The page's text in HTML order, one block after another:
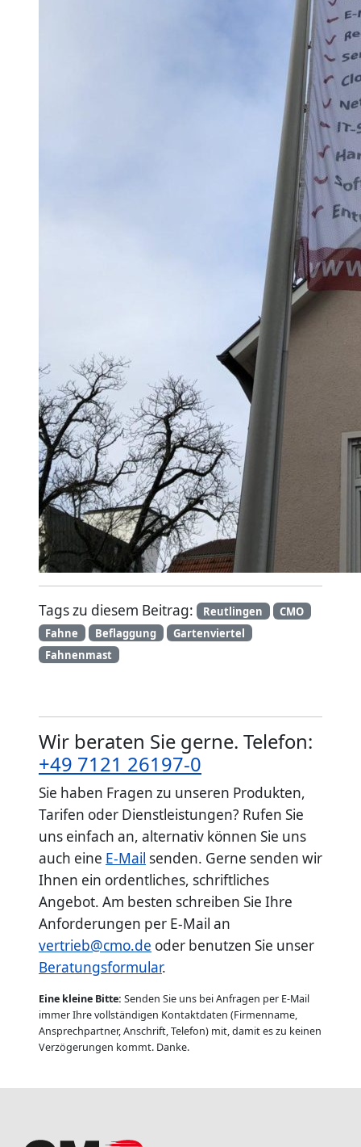
Tags zu diesem Beitrag: Reutlingen
CMO
Fahne
Beflaggung
Gartenviertel
Fahnenmast
Wir beraten Sie gerne. Telefon:
+49 7121 26197-0
Sie haben Fragen zu unseren Produkten,
Tarifen oder Dienstleistungen? Rufen Sie
uns einfach an, alternativ können Sie uns
auch eine E-Mail senden. Gerne senden wir
Ihnen ein ordentliches, schriftliches
Angebot. Am besten schreiben Sie Ihre
Anforderungen per E-Mail an
vertrieb@cmo.de oder benutzen Sie unser
Beratungsformular.
Eine kleine Bitte: Senden Sie uns bei Anfragen per E-Mail
immer Ihre vollständigen Kontaktdaten (Firmenname,
Ansprechpartner, Anschrift, Telefon) mit, damit es zu keinen
Verzögerungen kommt. Danke.